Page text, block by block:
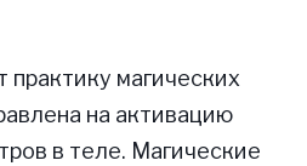
практику магических
на активацию
в теле. Магические